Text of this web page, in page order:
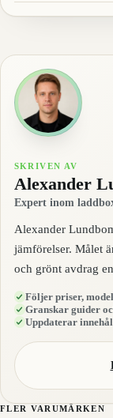
SKRIVEN AV
Alexander
Expert inom
Alexander
jämförelser. Målet
och grönt avdrag
Följer priser,
Granskar guider
Uppdaterar
FLER VARUMÄRKEN